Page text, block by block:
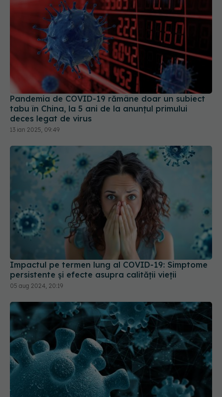
Pandemia de COVID-19 rămâne doar un subiect
tabu în China, la 5 ani de la anunțul primului
deces legat de virus
13 ian 2025, 09:49
Impactul pe termen lung al COVID-19: Simptome
persistente și efecte asupra calității vieții
Moderna retrage aprobarea vaccinului combinat
gripă - COVID